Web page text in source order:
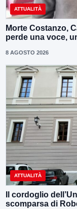
ATTUALITÀ
Morte Costanzo,
perde una voce,
8 AGOSTO 2026
ATTUALITÀ
Il cordoglio
scomparsa di